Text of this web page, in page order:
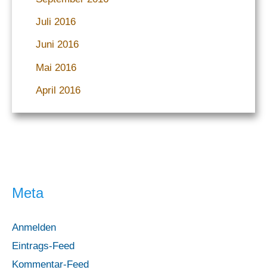
Juli 2016
Juni 2016
Mai 2016
April 2016
Meta
Anmelden
Eintrags-Feed
Kommentar-Feed